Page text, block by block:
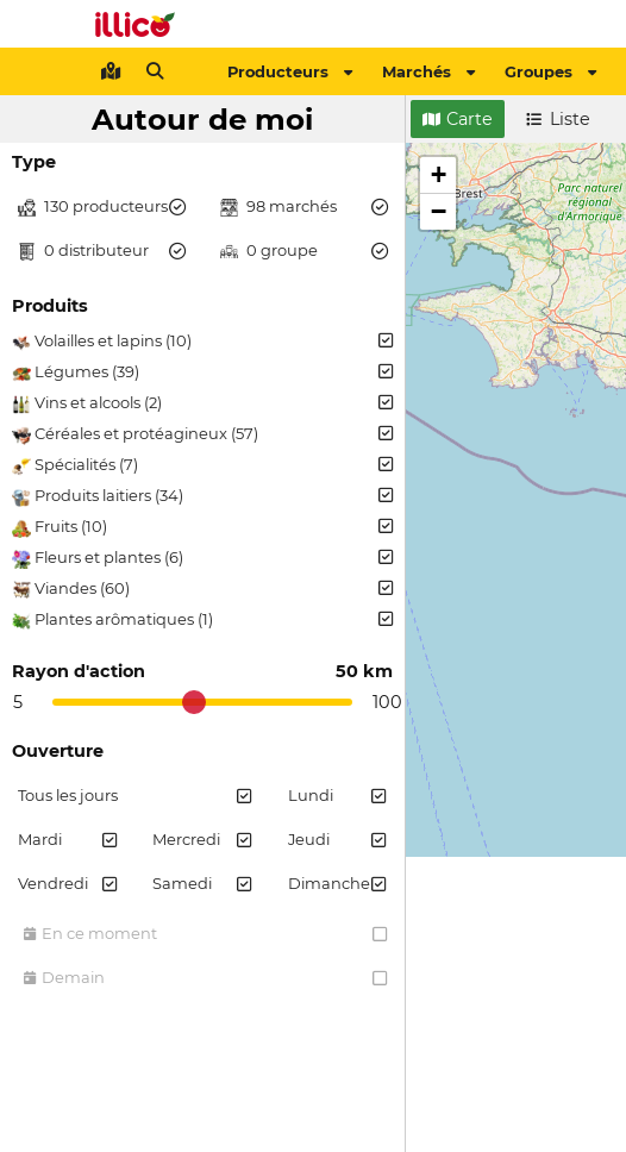
Producteurs Marchés Groupes
Autour de moi
Type
130 producteurs 98 marchés
0 distributeur 0 groupe
Produits
Volailles et lapins (10)
Légumes (39)
Vins et alcools (2)
Céréales et protéagineux (57)
Spécialités (7)
Produits laitiers (34)
Fruits (10)
Fleurs et plantes (6)
Viandes (60)
Plantes arômatiques (1)
Jus et sirops de fruits (4)
Pain et farine (4)
50 km
Rayon d'action
5
100
Ouverture
Tous les jours Lundi
Mardi Mercredi Jeudi
Vendredi Samedi Dimanche
En ce moment
Demain
Carte Liste
+
−